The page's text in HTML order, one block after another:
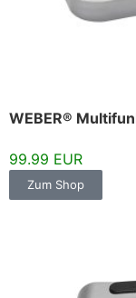
WEBER®
99.99 EUR
Zum Shop